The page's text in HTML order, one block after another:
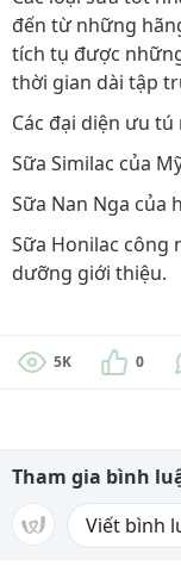
đến từ những
tích tụ được
thời gian dài tập
Các đại diện ưu
Sữa Similac của
Sữa Nan Nga của
Sữa Honilac công
dưỡng giới thiệu.
5K 0
Tham gia bình